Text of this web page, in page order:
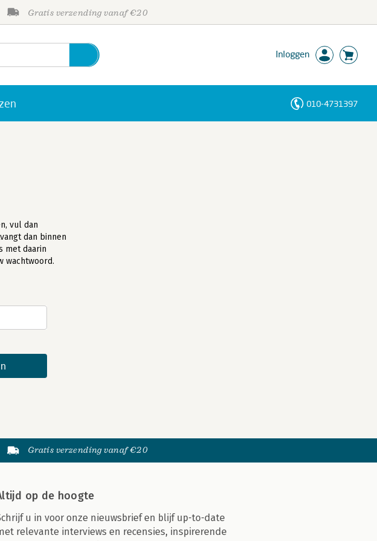
Gratis verzending vanaf €20
Inloggen
010-4731397
vul dan
dan binnen
met daarin
wachtwoord.
Gratis verzending vanaf €20
op de hoogte
u in voor onze nieuwsbrief en blijf up-to-date
relevante interviews en recensies, inspirerende
Personen